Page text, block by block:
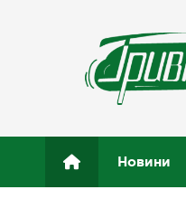
о
Новини